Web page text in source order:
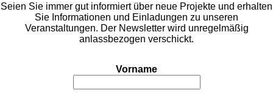
Seien Sie immer gut informiert über neue Projekte und erhalten
Sie Informationen und Einladungen zu unseren
Veranstaltungen. Der Newsletter wird unregelmäßig
anlassbezogen verschickt.
Vorname